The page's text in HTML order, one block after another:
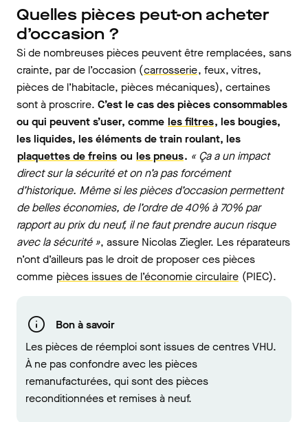
Quelles pièces peut-on acheter
d’occasion ?
Si de nombreuses pièces peuvent être remplacées, sans
crainte, par de l’occasion (carrosserie, feux, vitres,
pièces de l’habitacle, pièces mécaniques), certaines
sont à proscrire. C’est le cas des pièces consommables
ou qui peuvent s’user, comme les filtres, les bougies,
les liquides, les éléments de train roulant, les
plaquettes de freins ou les pneus. « Ça a un impact
direct sur la sécurité et on n’a pas forcément
d’historique. Même si les pièces d’occasion permettent
de belles économies, de l’ordre de 40% à 70% par
rapport au prix du neuf, il ne faut prendre aucun risque
avec la sécurité », assure Nicolas Ziegler. Les réparateurs
n’ont d’ailleurs pas le droit de proposer ces pièces
comme pièces issues de l’économie circulaire (PIEC).
Bon à savoir
Les pièces de réemploi sont issues de centres VHU.
À ne pas confondre avec les pièces
remanufacturées, qui sont des pièces
reconditionnées et remises à neuf.